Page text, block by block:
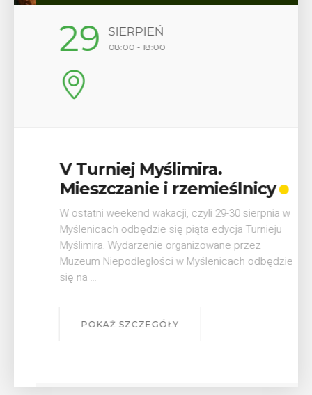
29 SIERPIEŃ
08:00 - 18:00
V Turniej Myślimira.
Mieszczanie i rzemieślnicy
W ostatni weekend wakacji, czyli 29-30 sierpnia w
Myślenicach odbędzie się piąta edycja Turnieju
Myślimira. Wydarzenie organizowane przez
Muzeum Niepodległości w Myślenicach odbędzie
się na ...
POKAŻ SZCZEGÓŁY